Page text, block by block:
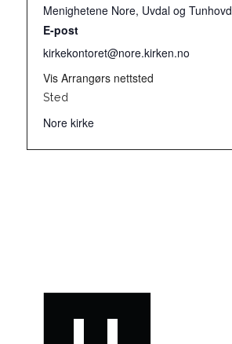
Menighetene Nore, Uvdal og Tunhovd
E-post
kirkekontoret@nore.kirken.no
Vis Arrangørs nettsted
Sted
Nore kirke